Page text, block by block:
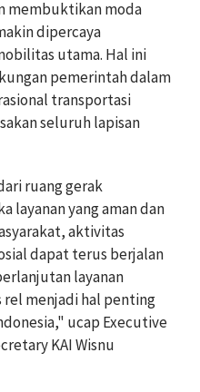
membuktikan moda
dipercaya
utama. Hal ini
pemerintah dalam
transportasi
seluruh lapisan
ruang gerak
layanan yang aman dan
aktivitas
dapat terus berjalan
layanan
menjadi hal penting
ucap Executive
KAI Wisnu